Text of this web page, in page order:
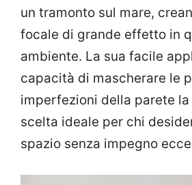
un tramonto sul mare,
focale di grande effetto in
ambiente. La sua facile
capacità di mascherare le
imperfezioni della parete la
scelta ideale per chi
spazio senza impegno